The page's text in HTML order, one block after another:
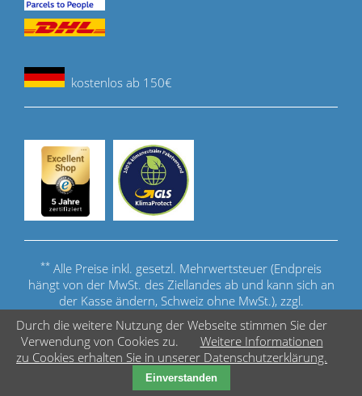
kostenlos ab 150€
** Alle Preise inkl. gesetzl. Mehrwertsteuer (Endpreis
hängt von der MwSt. des Ziellandes ab und kann sich an
der Kasse ändern, Schweiz ohne MwSt.), zzgl.
Versandkosten
© Copyright - Acuerate Cue Sports GmbH
Durch die weitere Nutzung der Webseite stimmen Sie der
Verwendung von Cookies zu.
Weitere Informationen
zu Cookies erhalten Sie in unserer Datenschutzerklärung.
Einverstanden